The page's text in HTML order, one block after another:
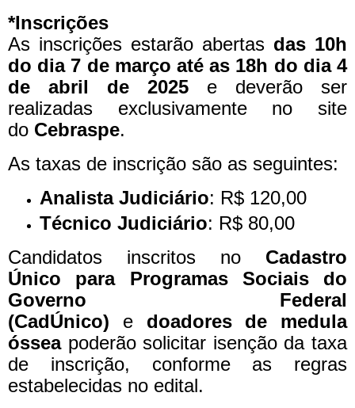
*Inscrições
As inscrições estarão abertas das 10h
do dia 7 de março até as 18h do dia 4
de abril de 2025 e deverão ser
realizadas exclusivamente no site
do Cebraspe.
As taxas de inscrição são as seguintes:
Analista Judiciário: R$ 120,00
Técnico Judiciário: R$ 80,00
Candidatos inscritos no Cadastro
Único para Programas Sociais do
Governo Federal
(CadÚnico) e doadores de medula
ósseapoderão solicitar isenção da taxa
de inscrição, conforme as regras
estabelecidas no edital.